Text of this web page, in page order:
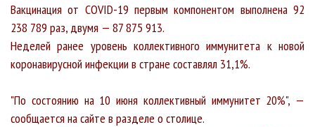
Вакцинация от COVID-19 первым компонентом выполнена 92
238 789 раз, двумя — 87 875 913.
Неделей ранее уровень коллективного иммунитета к новой
коронавирусной инфекции в стране составлял 31,1%.
"По состоянию на 10 июня коллективный иммунитет 20%", —
сообщается на сайте в разделе о столице.